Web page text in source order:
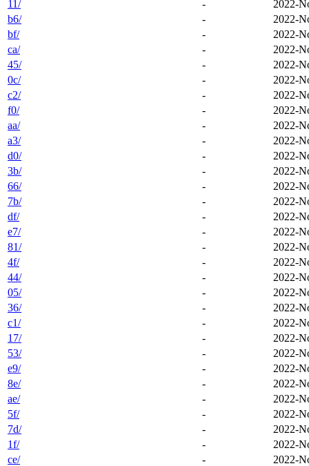
11/
-
2022-
b6/
-
2022-
bf/
-
2022-
ca/
-
2022-
45/
-
2022-
0c/
-
2022-
c2/
-
2022-
f0/
-
2022-
aa/
-
2022-
a3/
-
2022-
d0/
-
2022-
3b/
-
2022-
66/
-
2022-
7b/
-
2022-
df/
-
2022-
e7/
-
2022-
81/
-
2022-
4f/
-
2022-
44/
-
2022-
05/
-
2022-
36/
-
2022-
c1/
-
2022-
17/
-
2022-
53/
-
2022-
e9/
-
2022-
8e/
-
2022-
ae/
-
2022-
5f/
-
2022-
7d/
-
2022-
1f/
-
2022-
ce/
-
2022-